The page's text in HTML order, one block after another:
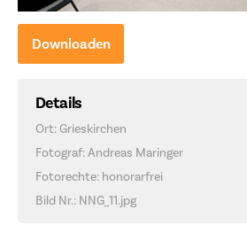
Downloaden
Details
Ort: Grieskirchen
Fotograf: Andreas Maringer
Fotorechte: honorarfrei
Bild Nr.: NNG_11.jpg